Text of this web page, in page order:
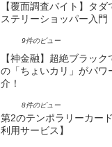
【覆面調査バイト】タ
ステリーショッパー入門
9件のビュー
【神金融】超絶ブラッ
の「ちょいカリ」がパワ
介！
8件のビュー
第2のテンポラリーカー
利用サービス】